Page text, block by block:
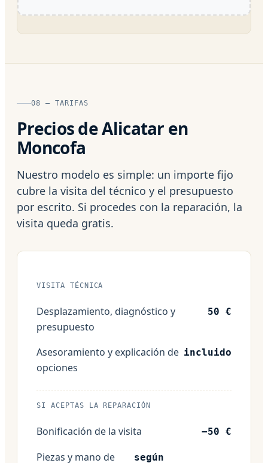
08 — TARIFAS
Precios de Alicatar en
Moncofa
Nuestro modelo es simple: un importe fijo
cubre la visita del técnico y el presupuesto
por escrito. Si procedes con la reparación, la
visita queda gratis.
VISITA TÉCNICA
Desplazamiento, diagnóstico y
presupuesto
50 €
Asesoramiento y explicación de
opciones
incluido
SI ACEPTAS LA REPARACIÓN
Bonificación de la visita −50 €
Piezas y mano de según